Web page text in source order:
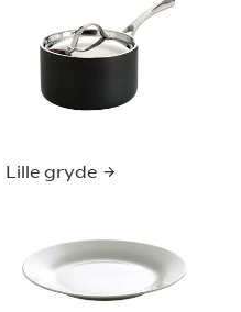
Lille gryde